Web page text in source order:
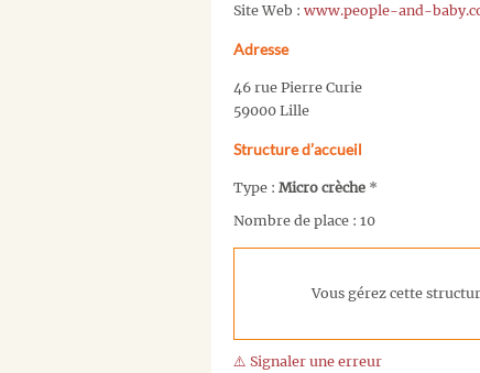
Site Web : www.people-and-
Adresse
46 rue Pierre Curie
59000 Lille
Structure d’accueil
Type : Micro crèche *
Nombre de place : 10
Vous gérez cette
⚠️ Signaler une erreur